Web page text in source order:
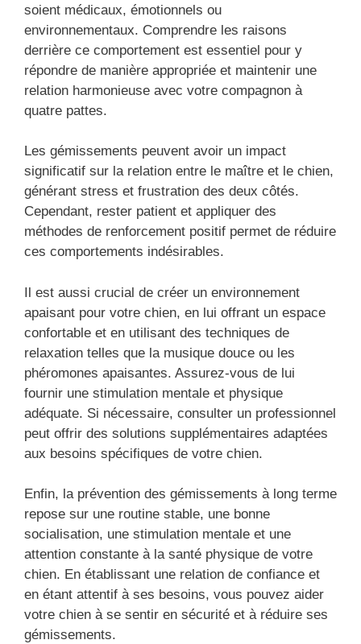
soient médicaux, émotionnels ou
environnementaux. Comprendre les raisons
derrière ce comportement est essentiel pour y
répondre de manière appropriée et maintenir une
relation harmonieuse avec votre compagnon à
quatre pattes.
Les gémissements peuvent avoir un impact
significatif sur la relation entre le maître et le chien,
générant stress et frustration des deux côtés.
Cependant, rester patient et appliquer des
méthodes de renforcement positif permet de réduire
ces comportements indésirables.
Il est aussi crucial de créer un environnement
apaisant pour votre chien, en lui offrant un espace
confortable et en utilisant des techniques de
relaxation telles que la musique douce ou les
phéromones apaisantes. Assurez-vous de lui
fournir une stimulation mentale et physique
adéquate. Si nécessaire, consulter un professionnel
peut offrir des solutions supplémentaires adaptées
aux besoins spécifiques de votre chien.
Enfin, la prévention des gémissements à long terme
repose sur une routine stable, une bonne
socialisation, une stimulation mentale et une
attention constante à la santé physique de votre
chien. En établissant une relation de confiance et
en étant attentif à ses besoins, vous pouvez aider
votre chien à se sentir en sécurité et à réduire ses
gémissements.